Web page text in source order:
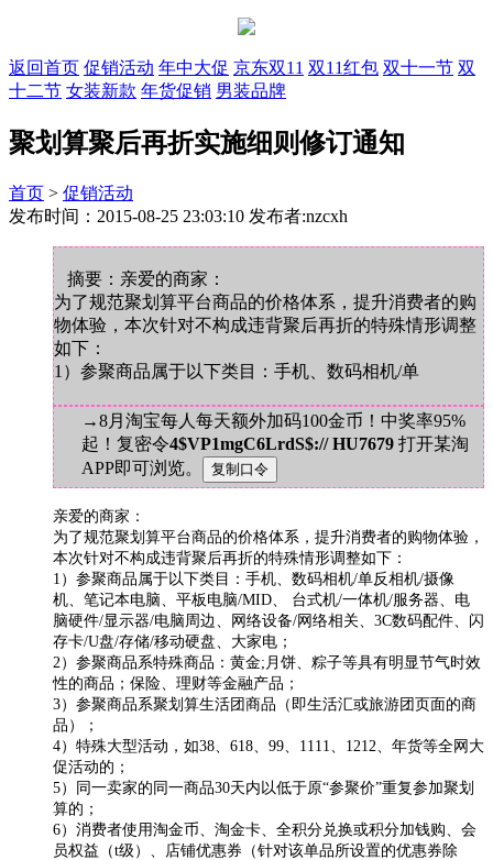
返回首页 促销活动 年中大促 京东双11 双11红包 双十一节 双
十二节 女装新款 年货促销 男装品牌
聚划算聚后再折实施细则修订通知
首页 > 促销活动
发布时间：2015-08-25 23:03:10 发布者:nzcxh
摘要：亲爱的商家：
为了规范聚划算平台商品的价格体系，提升消费者的购
物体验，本次针对不构成违背聚后再折的特殊情形调整
如下：
1）参聚商品属于以下类目：手机、数码相机/单
→8月淘宝每人每天额外加码100金币！中奖率95%
起！复密令4$VP1mgC6LrdS$:// HU7679 打开某淘
APP即可浏览。
亲爱的商家：
为了规范聚划算平台商品的价格体系，提升消费者的购物体验，
本次针对不构成违背聚后再折的特殊情形调整如下：
1）参聚商品属于以下类目：手机、数码相机/单反相机/摄像
机、笔记本电脑、平板电脑/MID、 台式机/一体机/服务器、电
脑硬件/显示器/电脑周边、网络设备/网络相关、3C数码配件、闪
存卡/U盘/存储/移动硬盘、大家电；
2）参聚商品系特殊商品：黄金;月饼、粽子等具有明显节气时效
性的商品；保险、理财等金融产品；
3）参聚商品系聚划算生活团商品（即生活汇或旅游团页面的商
品）；
4）特殊大型活动，如38、618、99、1111、1212、年货等全网大
促活动的；
5）同一卖家的同一商品30天内以低于原“参聚价”重复参加聚划
算的；
6）消费者使用淘金币、淘金卡、全积分兑换或积分加钱购、会
员权益（t级）、店铺优惠券（针对该单品所设置的优惠券除